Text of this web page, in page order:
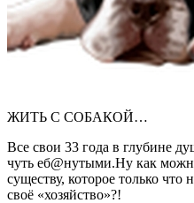
ЖИТЬ С СОБАКОЙ…
Все свои 33 года в глубине
чуть еб@нутыми.Ну как
существу, которое только
своё «хозяйство»?!